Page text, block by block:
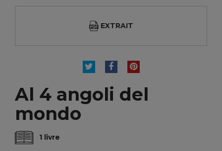
EXTRAIT
TWEETPARTAGERPINTEREST
Al 4 angoli del
mondo
1 livre